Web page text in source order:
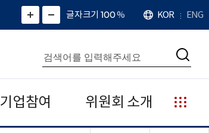
화
면
면
소
확
대
치
글자크기 100%
언
어
KOR ENG
통
합
검
색
검
기업참여 위원회 소개
누
리